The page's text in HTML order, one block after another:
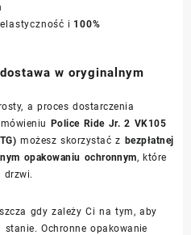
i 100%
w oryginalnym
a proces dostarczenia
Police Ride Jr. 2 VK105
możesz skorzystać z bezpłatnej
opakowaniu ochronnym, które
drzwi.
gdy zależy Ci na tym, aby
Ochronne opakowanie